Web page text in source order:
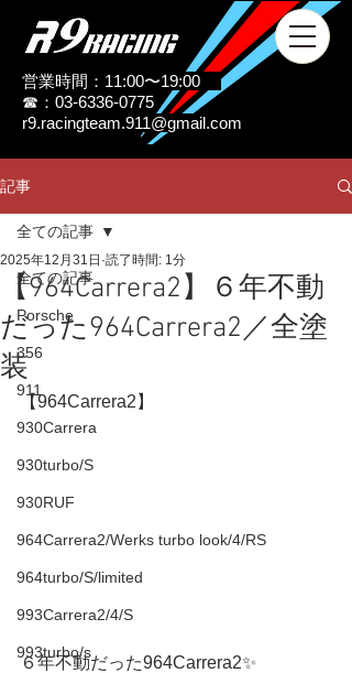
営業時間：11:00〜19:00
☎：03-6336-0775
r9.racingteam.911@gmail.com
記事
全ての記事
Porsche
356
911
930Carrera
930turbo/S
930RUF
964Carrera2/Werks turbo look/4/RS
964turbo/S/limited
993Carrera2/4/S
993turbo/s
全ての記事
【964Carrera2】６年不動
だった964Carrera2／全塗
装
2025年12月31日 読了時間: 1分
【964Carrera2】
６年不動だった964Carrera2✨